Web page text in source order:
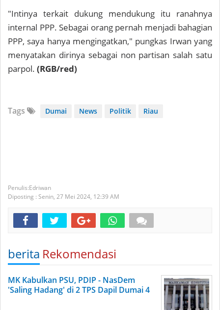
"Intinya terkait dukung mendukung itu ranahnya
internal PPP. Sebagai orang pernah menjadi bahagian
PPP, saya hanya mengingatkan," pungkas Irwan yang
menyatakan dirinya sebagai non partisan salah satu
parpol. (RGB/red)
Tags Dumai News Politik Riau
Edriwan
Diposting : Senin, 27 Mei 2024, 12:39 AM
berita Rekomendasi
MK Kabulkan PSU, PDIP - NasDem
'Saling Hadang' di 2 TPS Dapil Dumai 4